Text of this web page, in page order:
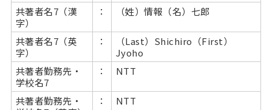
共著者名7（漢
字）
： （姓）情報（名）七郎
共著者名7（英
字）
：
（Last）Shichiro（First）
Jyoho
共著者勤務先・
学校名7
： NTT
共著者勤務先・
： NTT